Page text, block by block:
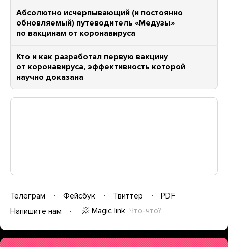
Абсолютно исчерпывающий (и постоянно
обновляемый) путеводитель «Медузы»
по вакцинам от коронавируса
Кто и как разработал первую вакцину
от коронавируса, эффективность которой
научно доказана
Телеграм Фейсбук Твиттер
PDF
Напишите нам
Magic link Что-что?